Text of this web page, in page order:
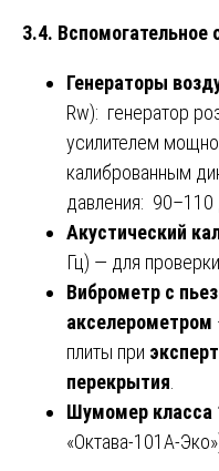
3.4. Вспомогательное
Генераторы
Rw): генератор
усилителем
калиброванным
давления: 90–110
Акустический
Гц) — для
Виброметр с
акселерометром
плиты при
перекрытия
Шумомер класса
«Октава-101А-